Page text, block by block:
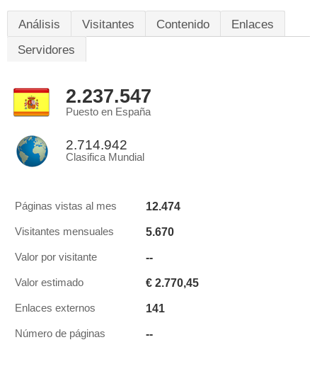
Análisis Visitantes Contenido
Enlaces
Servidores
2.237.547
Puesto en España
2.714.942
Clasifica Mundial
Páginas vistas al mes 12.474
Visitantes mensuales 5.670
Valor por visitante --
Valor estimado € 2.770,45
Enlaces externos 141
Número de páginas --